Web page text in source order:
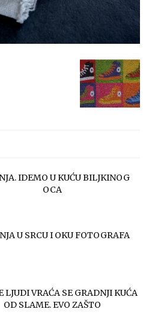
IDEMO U KUĆU BILJKINOG
OCA
U SRCU I OKU FOTOGRAFA
LJUDI VRAĆA SE GRADNJI KUĆA
OD SLAME. EVO ZAŠTO